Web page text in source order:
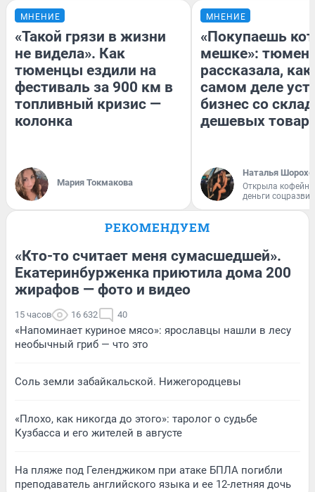
МНЕНИЕ
«Такой грязи в жизни
не видела». Как
тюменцы ездили на
фестиваль за 900 км в
топливный кризис —
колонка
Мария Токмакова
МНЕНИЕ
«Покупаешь
мешке»:
рассказала, как
самом деле
бизнес со
дешевых
Наталья
Открыла
деньги
РЕКОМЕНДУЕМ
«Кто-то считает меня сумасшедшей».
Екатеринбурженка приютила дома 200
жирафов — фото и видео
15 часов 16 632 40
«Напоминает куриное мясо»: ярославцы нашли в лесу
необычный гриб — что это
Соль земли забайкальской. Нижегородцевы
«Плохо, как никогда до этого»: таролог о судьбе
Кузбасса и его жителей в августе
На пляже под Геленджиком при атаке БПЛА погибли
преподаватель английского языка и ее 12-летняя дочь